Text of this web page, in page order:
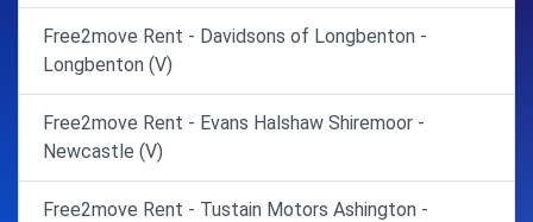
Free2move Rent - Davidsons of Longbenton -
Longbenton (V)
Free2move Rent - Evans Halshaw Shiremoor -
Newcastle (V)
Free2move Rent - Tustain Motors Ashington -